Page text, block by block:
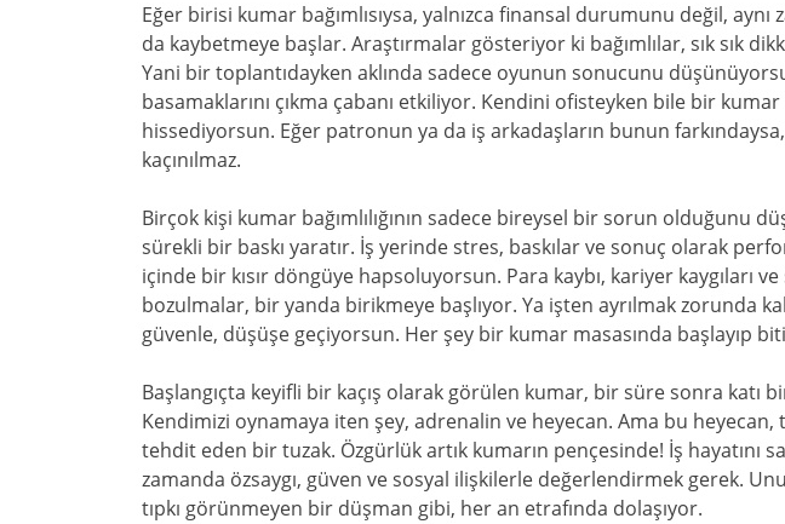
Eğer birisi kumar bağımlısıysa, yalnızca finansal durumunu değil, aynı
da kaybetmeye başlar. Araştırmalar gösteriyor ki bağımlılar, sık sık
Yani bir toplantıdayken aklında sadece oyunun sonucunu
basamaklarını çıkma çabanı etkiliyor. Kendini ofisteyken bile bir kumar
hissediyorsun. Eğer patronun ya da iş arkadaşların bunun farkındaysa,
kaçınılmaz.
Birçok kişi kumar bağımlılığının sadece bireysel bir sorun olduğunu
sürekli bir baskı yaratır. İş yerinde stres, baskılar ve sonuç olarak
içinde bir kısır döngüye hapsoluyorsun. Para kaybı, kariyer kaygıları
bozulmalar, bir yanda birikmeye başlıyor. Ya işten ayrılmak zorunda
güvenle, düşüşe geçiyorsun. Her şey bir kumar masasında başlayıp
Başlangıçta keyifli bir kaçış olarak görülen kumar, bir süre sonra katı
Kendimizi oynamaya iten şey, adrenalin ve heyecan. Ama bu heyecan,
tehdit eden bir tuzak. Özgürlük artık kumarın pençesinde! İş hayatını
zamanda özsaygı, güven ve sosyal ilişkilerle değerlendirmek gerek.
tıpkı görünmeyen bir düşman gibi, her an etrafında dolaşıyor.